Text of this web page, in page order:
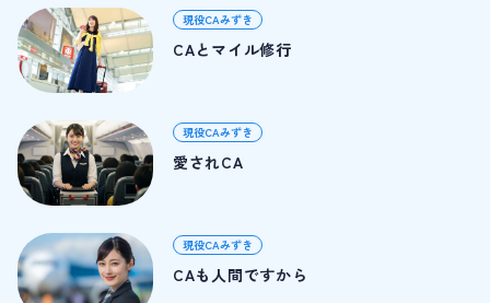
現役CAみずき
CAとマイル修行
現役CAみずき
愛されCA
現役CAみずき
CAも人間ですから